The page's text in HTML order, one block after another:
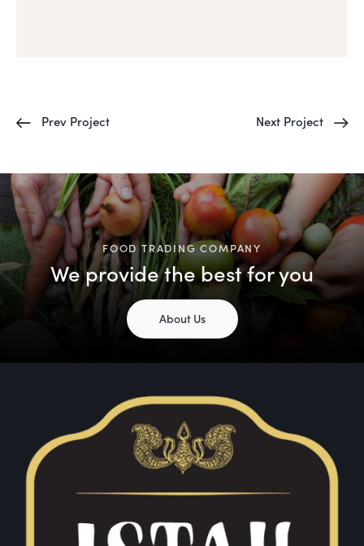
Prev Project Next Project
FOOD TRADING COMPANY
We provide the best for you
About Us